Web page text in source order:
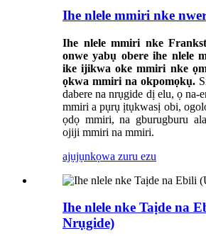
Ihe nlele mmiri nke
Ihe nlele mmiri nke
onwe yabụ obere ihe nlele
ike ijikwa oke mmiri nke
ọkwa mmiri na okpomọkụ.
dabere na nrụgide dị elu, ọ na-
mmiri a pụrụ ịtụkwasị obi,
ọdọ mmiri, na gburugburu
ojiji mmiri na mmiri.
ajụjụnkọwa zuru ezu
Ihe nlele nke Taịde na
Nrụgide)